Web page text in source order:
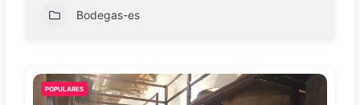
Bodegas-es
POPULARES